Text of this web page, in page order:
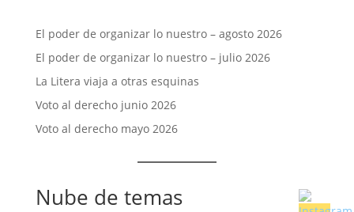
El poder de organizar lo nuestro – agosto 2026
El poder de organizar lo nuestro – julio 2026
La Litera viaja a otras esquinas
Voto al derecho junio 2026
Voto al derecho mayo 2026
Nube de temas